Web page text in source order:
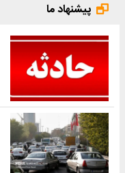
پیشنهاد ما